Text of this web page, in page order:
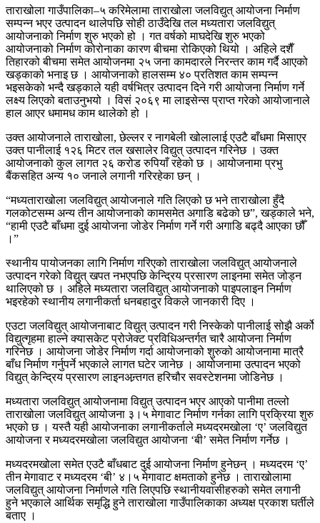
ताराखोला गाउँपालिका–५ करिमेलामा ताराखोला जलविद्युत् आयोजना निर्माण
सम्पन्न भएर उत्पादन थालेपछि सोही ठाउँदेखि तल मध्यतारा जलविद्युत्
आयोजनाको निर्माण शुरु भएको हो । गत वर्षको माघदेखि शुरु भएको
आयोजनाको निर्माण कोरोनाका कारण बीचमा रोकिएको थियो । अहिले दशैँ
तिहारको बीचमा समेत आयोजनमा २५ जना कामदारले निरन्तर काम गर्दै आएको
खड्काको भनाइ छ । आयोजनाको हालसम्म ४० प्रतिशत काम सम्पन्न
भइसकेको भन्दै खड्काले यही वर्षभित्र उत्पादन दिने गरी आयोजना निर्माण गर्ने
लक्ष्य लिएको बताउनुभयो । विसं २०६९ मा लाइसेन्स प्राप्त गरेको आयोजानाले
हाल आएर धमामध काम थालेको हो ।
उक्त आयोजनाले ताराखोला, छेल्लर र नागबेली खोलालाई एउटै बाँधमा मिसाएर
उक्त पानीलाई १२६ मिटर तल खसालेर विद्युत् उत्पादन गरिनेछ । उक्त
आयोजनाको कुल लागत २६ करोड रुपियाँ रहेको छ । आयोजनामा प्रभु
बैंकसहित अन्य १० जनाले लगानी गरिरहेका छन् ।
“मध्यताराखोला जलविद्युत् आयोजनाले गति लिएको छ भने ताराखोला हुँदै
गलकोटसम्म अन्य तीन आयोजनाको कामसमेत अगाडि बढेको छ”, खड्काले भने,
“हामी एउटै बाँधमा दुई आयोजना जोडेर निर्माण गर्ने गरी अगाडि बढ्दै आएका छौँ
।”
स्थानीय पायोजनका लागि निर्माण गरिएको ताराखोला जलविद्युत् आयोजनाले
उत्पादन गरेको विद्युत् खपत नभएपछि केन्द्रिय प्रसारण लाइनमा समेत जोड्न
थालिएको छ । अहिले मध्यतारा जलविद्युत् आयोजनाको पाइपलाइन निर्माण
भइरहेको स्थानीय लगानीकर्ता धनबहादुर विकले जानकारी दिए ।
एउटा जलविद्युत् आयोजनाबाट विद्युत् उत्पादन गरी निस्केको पानीलाई सोझै अर्को
विद्युत्गृहमा हाल्ने क्यासकेट प्रोजेक्ट प्रविधिअन्तर्गत चारै आयोजना निर्माण
गरिनेछ । आयोजना जोडेर निर्माण गर्दा आयोजनाको शुरुको आयोजनामा मात्रै
बाँध निर्माण गर्नुपर्ने भएकाले लागत घटेर जानेछ । आयोजनामा उत्पादन भएको
विद्युत् केन्द्रिय प्रसारण लाइनअन्र्तगत हरिचौर सवस्टेशनमा जोडिनेछ ।
मध्यतारा जलविद्युत् आयोजनामा विद्युत् उत्पादन भएर आएको पानीमा तल्लो
ताराखोला जलविद्युत् आयोजना ३।५ मेगावाट निर्माण गर्नका लागि प्रक्रिया शुरु
भएको छ । यस्तै यही आयोजनाका लगानीकर्ताले मध्यदरमखोला ‘ए’ जलविद्युत
आयोजना र मध्यदरमखोला जलविद्युत आयोजना ‘बी’ समेत निर्माण गर्नेछ ।
मध्यदरमखोला समेत एउटै बाँधबाट दुई आयोजना निर्माण हुनेछन् । मध्यदरम ‘ए’
तीन मेगावाट र मध्यदरम ‘बी’ ४।५ मेगावाट क्षमताको हुनेछ । ताराखोलामा
जलविद्युत् आयोजना निर्माणले गति लिएपछि स्थानीयवासीहरुको समेत लगानी
हुने भएकाले आर्थिक समृद्धि हुने ताराखोला गाउँपालिकाका अध्यक्ष प्रकाश घर्तीले
बताए ।